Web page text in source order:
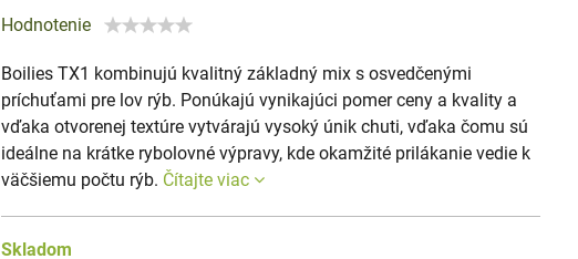
Hodnotenie
Boilies TX1 kombinujú kvalitný základný mix s osvedčenými
príchuťami pre lov rýb. Ponúkajú vynikajúci pomer ceny a kvality a
vďaka otvorenej textúre vytvárajú vysoký únik chuti, vďaka čomu sú
ideálne na krátke rybolovné výpravy, kde okamžité prilákanie vedie k
väčšiemu počtu rýb. Čítajte viac
Skladom